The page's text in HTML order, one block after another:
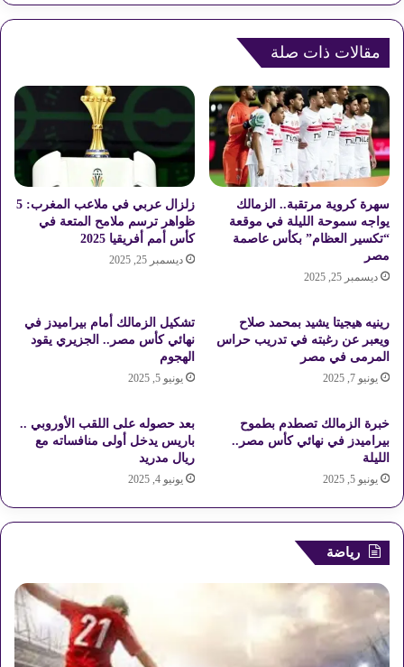
ن
ك
ل
أ
ه
ل
ي
ا
ل
م
ص
ل
ل
ع
ا
ء
ن
ق
ف
ز
ة
ك
ب
ي
ر
ة
ص
ا
د
ت
م
ص
ر
ا
ل
ز
ع
ي
ة
م
مقالات ذات صلة
سهرة كروية مرتقبة.. الزمالك
يواجه سموحة الليلة في موقعة
“تكسير العظام” بكأس عاصمة
مصر
ديسمبر 25, 2025
زلزال عربي في ملاعب المغرب: 5
ظواهر ترسم ملامح المتعة في
كأس أمم أفريقيا 2025
ديسمبر 25, 2025
رينيه هيجيتا يشيد بمحمد صلاح
ويعبر عن رغبته في تدريب حراس
المرمى في مصر
يونيو 7, 2025
تشكيل الزمالك أمام بيراميدز في
نهائي كأس مصر.. الجزيري يقود
الهجوم
يونيو 5, 2025
خبرة الزمالك تصطدم بطموح
بيراميدز في نهائي كأس مصر..
الليلة
يونيو 5, 2025
بعد حصوله على اللقب الأوروبي ..
باريس يدخل أولى منافساته مع
ريال مدريد
يونيو 4, 2025
رياضة